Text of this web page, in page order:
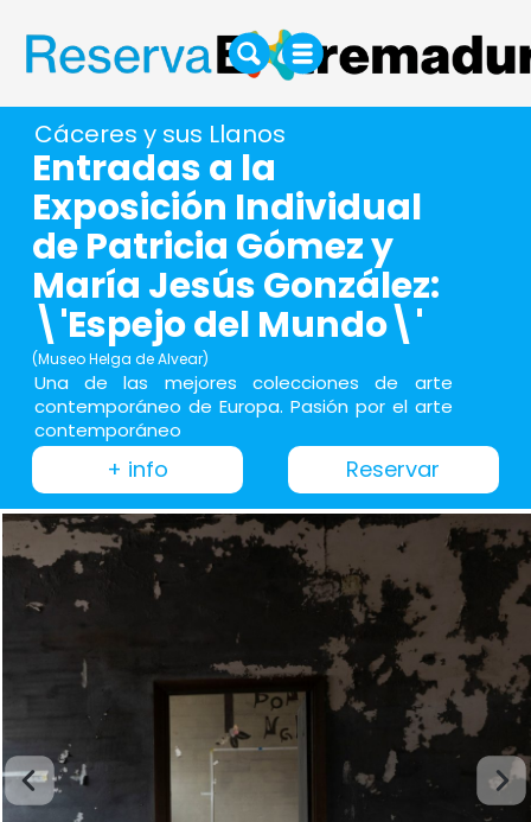
Cáceres y sus Llanos
Entradas a la
Exposición Individual
de Patricia Gómez y
María Jesús González:
\'Espejo del Mundo\'
(Museo Helga de Alvear)
Una de las mejores colecciones de arte
contemporáneo de Europa. Pasión por el arte
contemporáneo
+ info Reservar